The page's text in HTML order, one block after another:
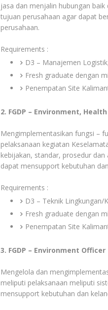
jasa dan menjalin hubungan
tujuan perusahaan agar dapat
perusahaan.
Requirements :
D3 – Manajemen
Fresh graduate dengan
Penempatan Site
2. FGDP – Environment,
Mengimplementasikan fungsi –
pelaksanaan kegiatan
kebijakan, standar, prosedur
dapat mensupport kebutuhan
Requirements :
D3 – Teknik Lingkungan/
Fresh graduate dengan
Penempatan Site
3. FGDP – Environment Officer
Mengelola dan
meliputi pelaksanaan meliputi
mensupport kebutuhan dan